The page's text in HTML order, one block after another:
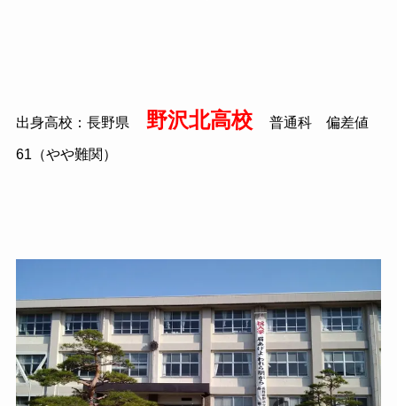
出身高校：長野県 野沢北高校 普通科 偏差値
61（やや難関）